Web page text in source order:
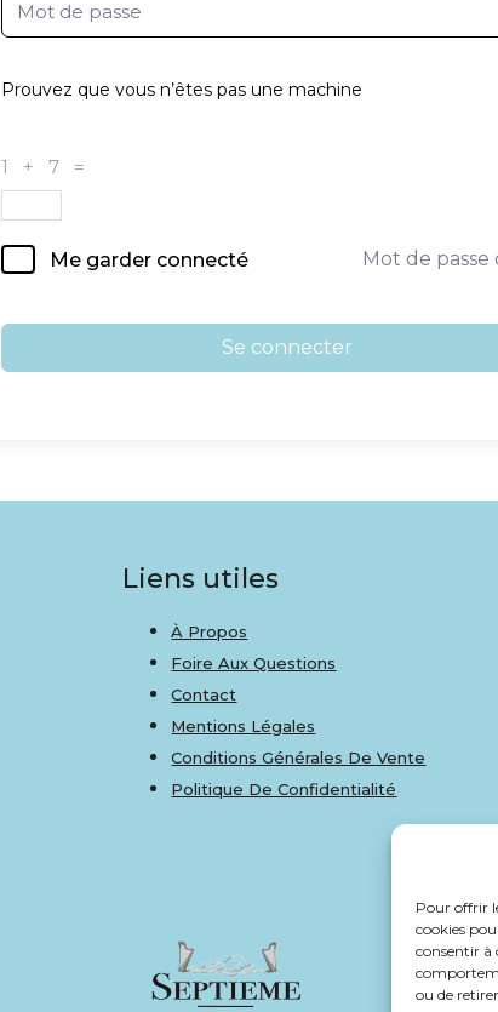
Pour offrir
cookies
consentir à
ou de
Prouvez que vous n’êtes pas une machine
1 + 7 =
Me garder connecté Mot de passe
Se connecter
Liens utiles
À Propos
Foire Aux Questions
Contact
Mentions Légales
Conditions Générales De Vente
Politique De Confidentialité